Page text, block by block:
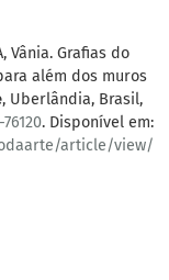
Vânia. Grafias do
além dos muros
, Uberlândia, Brasil,
. Disponível em:
article/view/